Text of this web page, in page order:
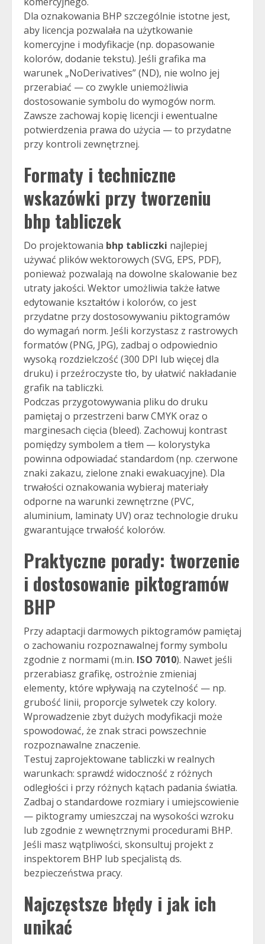
Dla oznakowania BHP szczególnie istotne jest,
aby licencja pozwalała na użytkowanie
komercyjne i modyfikacje (np. dopasowanie
kolorów, dodanie tekstu). Jeśli grafika ma
warunek „NoDerivatives” (ND), nie wolno jej
przerabiać — co zwykle uniemożliwia
dostosowanie symbolu do wymogów norm.
Zawsze zachowaj kopię licencji i ewentualne
potwierdzenia prawa do użycia — to przydatne
przy kontroli zewnętrznej.
Formaty i techniczne
wskazówki przy tworzeniu
bhp tabliczek
Do projektowania bhp tabliczki najlepiej
używać plików wektorowych (SVG, EPS, PDF),
ponieważ pozwalają na dowolne skalowanie bez
utraty jakości. Wektor umożliwia także łatwe
edytowanie kształtów i kolorów, co jest
przydatne przy dostosowywaniu piktogramów
do wymagań norm. Jeśli korzystasz z rastrowych
formatów (PNG, JPG), zadbaj o odpowiednio
wysoką rozdzielczość (300 DPI lub więcej dla
druku) i przeźroczyste tło, by ułatwić nakładanie
grafik na tabliczki.
Podczas przygotowywania pliku do druku
pamiętaj o przestrzeni barw CMYK oraz o
marginesach cięcia (bleed). Zachowuj kontrast
pomiędzy symbolem a tłem — kolorystyka
powinna odpowiadać standardom (np. czerwone
znaki zakazu, zielone znaki ewakuacyjne). Dla
trwałości oznakowania wybieraj materiały
odporne na warunki zewnętrzne (PVC,
aluminium, laminaty UV) oraz technologie druku
gwarantujące trwałość kolorów.
Praktyczne porady: tworzenie
i dostosowanie piktogramów
BHP
Przy adaptacji darmowych piktogramów pamiętaj
o zachowaniu rozpoznawalnej formy symbolu
zgodnie z normami (m.in. ISO 7010). Nawet jeśli
przerabiasz grafikę, ostrożnie zmieniaj
elementy, które wpływają na czytelność — np.
grubość linii, proporcje sylwetek czy kolory.
Wprowadzenie zbyt dużych modyfikacji może
spowodować, że znak straci powszechnie
rozpoznawalne znaczenie.
Testuj zaprojektowane tabliczki w realnych
warunkach: sprawdź widoczność z różnych
odległości i przy różnych kątach padania światła.
Zadbaj o standardowe rozmiary i umiejscowienie
— piktogramy umieszczaj na wysokości wzroku
lub zgodnie z wewnętrznymi procedurami BHP.
Jeśli masz wątpliwości, skonsultuj projekt z
inspektorem BHP lub specjalistą ds.
bezpieczeństwa pracy.
Najczęstsze błędy i jak ich
unikać